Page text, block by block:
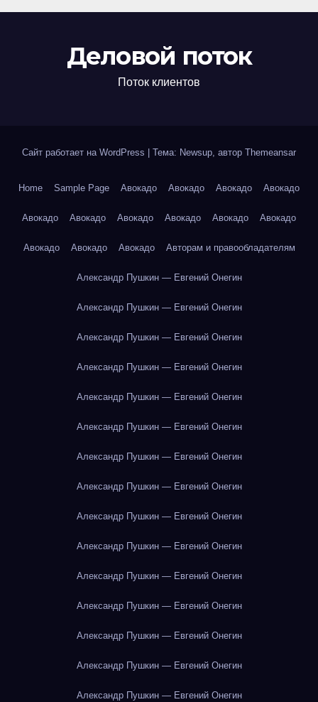
Деловой поток
Поток клиентов
Сайт работает на WordPress Тема: Newsup, автор Themeansar
Home Sample Page Авокадо Авокадо Авокадо Авокадо
Авокадо Авокадо Авокадо Авокадо Авокадо Авокадо
Авокадо Авокадо Авокадо Авторам и правообладателям
Александр Пушкин — Евгений Онегин
Александр Пушкин — Евгений Онегин
Александр Пушкин — Евгений Онегин
Александр Пушкин — Евгений Онегин
Александр Пушкин — Евгений Онегин
Александр Пушкин — Евгений Онегин
Александр Пушкин — Евгений Онегин
Александр Пушкин — Евгений Онегин
Александр Пушкин — Евгений Онегин
Александр Пушкин — Евгений Онегин
Александр Пушкин — Евгений Онегин
Александр Пушкин — Евгений Онегин
Александр Пушкин — Евгений Онегин
Александр Пушкин — Евгений Онегин
Александр Пушкин — Евгений Онегин